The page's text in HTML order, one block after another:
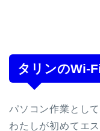
タリンのWi-
パソコン作業とし
わたしが初めてエ